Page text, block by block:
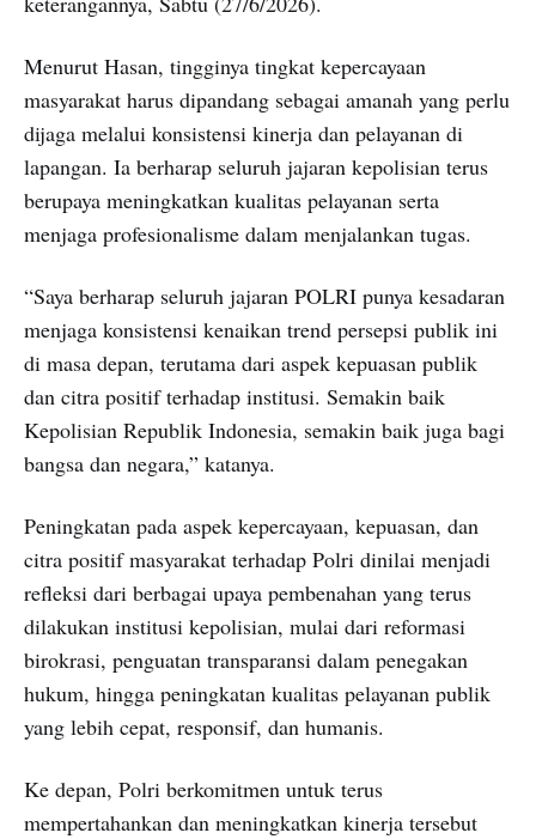
Menurut Hasan, tingginya tingkat kepercayaan
masyarakat harus dipandang sebagai amanah yang perlu
dijaga melalui konsistensi kinerja dan pelayanan di
lapangan. Ia berharap seluruh jajaran kepolisian terus
berupaya meningkatkan kualitas pelayanan serta
menjaga profesionalisme dalam menjalankan tugas.
“Saya berharap seluruh jajaran POLRI punya kesadaran
menjaga konsistensi kenaikan trend persepsi publik ini
di masa depan, terutama dari aspek kepuasan publik
dan citra positif terhadap institusi. Semakin baik
Kepolisian Republik Indonesia, semakin baik juga bagi
bangsa dan negara,” katanya.
Peningkatan pada aspek kepercayaan, kepuasan, dan
citra positif masyarakat terhadap Polri dinilai menjadi
refleksi dari berbagai upaya pembenahan yang terus
dilakukan institusi kepolisian, mulai dari reformasi
birokrasi, penguatan transparansi dalam penegakan
hukum, hingga peningkatan kualitas pelayanan publik
yang lebih cepat, responsif, dan humanis.
Ke depan, Polri berkomitmen untuk terus
mempertahankan dan meningkatkan kinerja tersebut